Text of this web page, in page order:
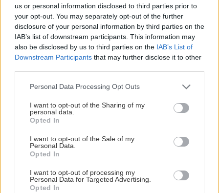
us or personal information disclosed to third parties prior to
your opt-out. You may separately opt-out of the further
disclosure of your personal information by third parties on the
IAB’s list of downstream participants. This information may
also be disclosed by us to third parties on the IAB’s List of
Downstream Participants that may further disclose it to other
Please note that this website/app uses one or more Google
not limited to your visit or usage behaviour. You may click to
grant or deny consent to Google and its third-party tags to
use your data for below specified purposes in below Google
consent section.
Personal Data Processing Opt Outs
I want to opt-out of the Sharing of my
personal data.
Opted In
I want to opt-out of the Sale of my
Personal Data.
Opted In
I want to opt-out of processing my
Personal Data for Targeted Advertising.
Opted In
Publicerad:2026-06-27 3 min läsning
Bildbyrån
Under fredagen och lördagen genomfördes den
årliga NHL-draften och hela sju svenskar valdes
i förstarundan. Frölundas Ivar Stenberg och
Djurgårdens Viggo Björck valdes bland de åtta